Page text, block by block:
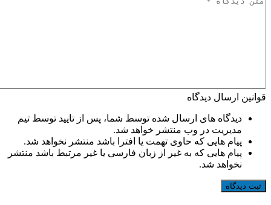
قوانین ارسال دیدگاه
دیدگاه های ارسال شده توسط شما، پس از تایید توسط تیم
مدیریت در وب منتشر خواهد شد.
پیام هایی که حاوی تهمت یا افترا باشد منتشر نخواهد شد.
پیام هایی که به غیر از زبان فارسی یا غیر مرتبط باشد منتشر
نخواهد شد.
ثبت دیدگاه